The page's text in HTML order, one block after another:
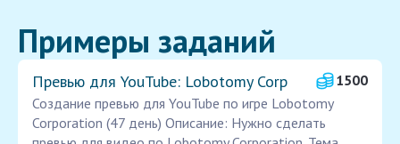
Примеры заданий
Превью для YouTube: Lobotomy Corp
1500
Создание превью для YouTube по игре Lobotomy
Corporation (47 день) Описание: Нужно сделать